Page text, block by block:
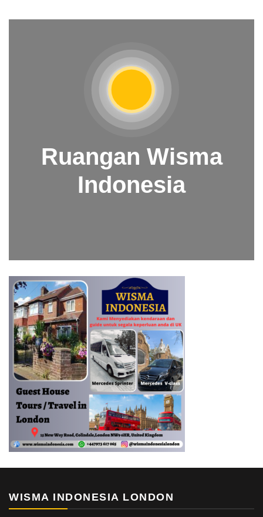
Ruangan Wisma
Indonesia
WISMA INDONESIA LONDON